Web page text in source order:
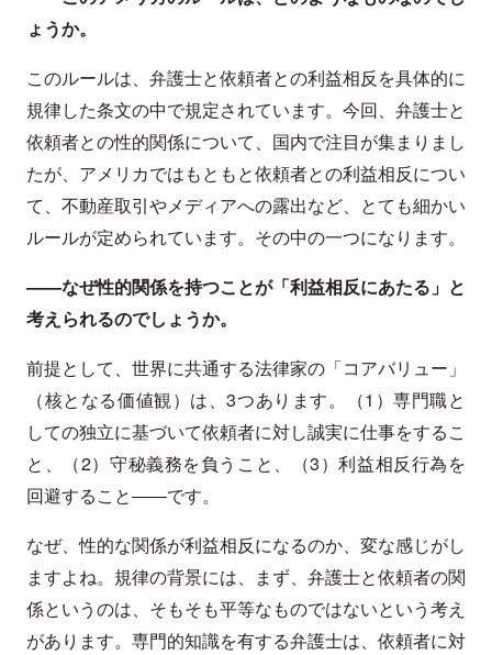
ょうか。
このルールは、弁護士と依頼者との利益相反を具体的に
規律した条文の中で規定されています。今回、弁護士と
依頼者との性的関係について、国内で注目が集まりまし
たが、アメリカではもともと依頼者との利益相反につい
て、不動産取引やメディアへの露出など、とても細かい
ルールが定められています。その中の一つになります。
——なぜ性的関係を持つことが「利益相反にあたる」と
考えられるのでしょうか。
前提として、世界に共通する法律家の「コアバリュー」
（核となる価値観）は、3つあります。（1）専門職と
しての独立に基づいて依頼者に対し誠実に仕事をするこ
と、（2）守秘義務を負うこと、（3）利益相反行為を
回避すること――です。
なぜ、性的な関係が利益相反になるのか、変な感じがし
ますよね。規律の背景には、まず、弁護士と依頼者の関
係というのは、そもそも平等なものではないという考え
があります。専門的知識を有する弁護士は、依頼者に対